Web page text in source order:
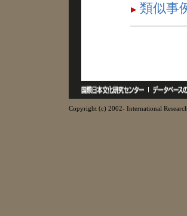
類似事
Copyright (c) 2002- International